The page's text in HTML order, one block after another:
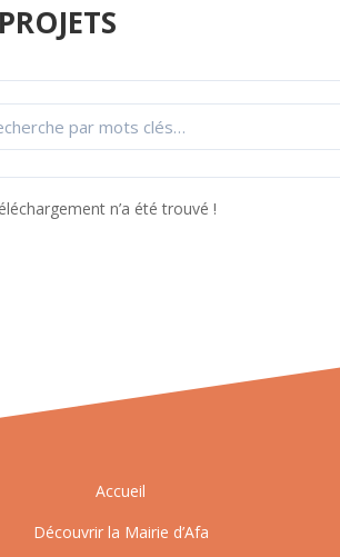
n’a été trouvé !
Accueil
Découvrir la Mairie d’Afa